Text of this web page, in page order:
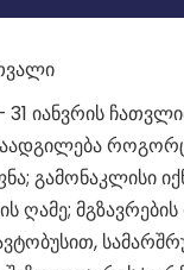
იანვრის
გამონაკლისი
ღამე;